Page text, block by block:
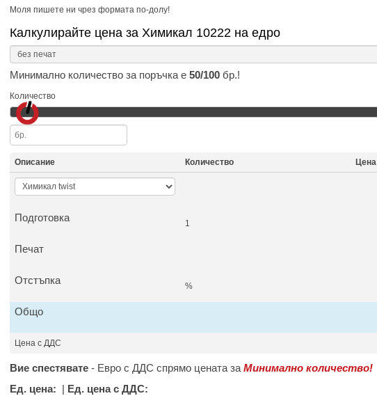
Моля пишете ни чрез формата по-долу!
Калкулирайте цена за Химикал 10222 на едро
Минимално количество за поръчка е 50/100 бр.!
Количество
Описание Количество Цена
Подготовка 1
Печат
Отстъпка %
Общо
Цена с ДДС
Вие спестявате - Евро с ДДС спрямо цената за Минимално количество!
Ед. цена: | Ед. цена с ДДС: